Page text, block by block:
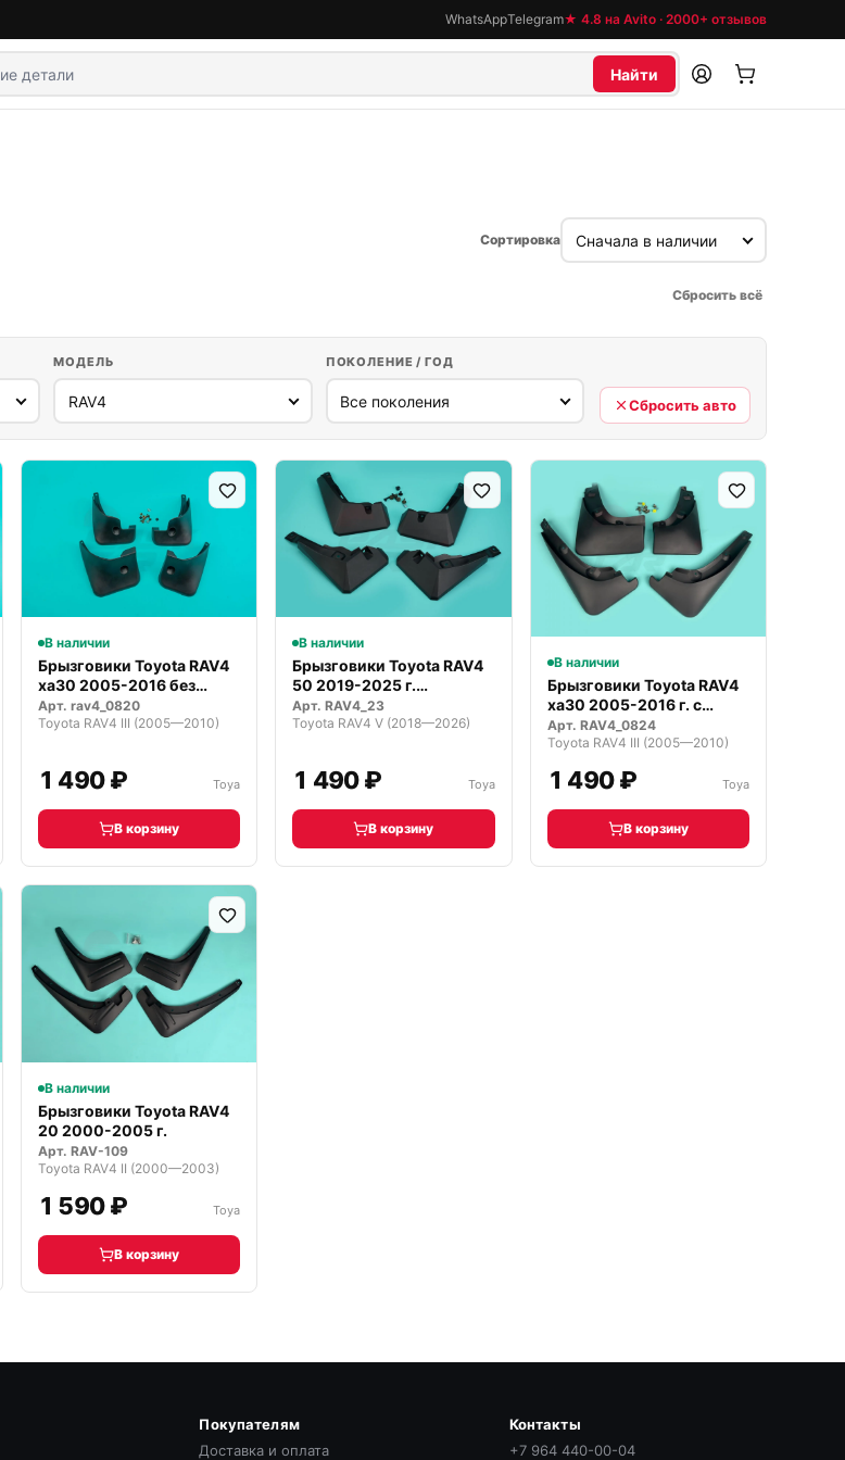
WhatsAppTelegram★ 4.8 на Avito · 2000+ отзывов
Найти
Сортировка
Сбросить всё
МОДЕЛЬ ПОКОЛЕНИЕ / ГОД
Сбросить авто
В наличии
Брызговики Toyota RAV4
ха30 2005-2016 без
фендеров
Арт. rav4_0820
Toyota RAV4 III (2005—2010)
1 490 ₽ Toya
В корзину
В наличии
Брызговики Toyota RAV4
50 2019-2025 г.
ADVENTURE
Арт. RAV4_23
Toyota RAV4 V (2018—2026)
1 490 ₽ Toya
В корзину
В наличии
Брызговики Toyota RAV4
ха30 2005-2016 г. с
Фендер…
Арт. RAV4_0824
Toyota RAV4 III (2005—2010)
1 490 ₽ Toya
В корзину
В наличии
Брызговики Toyota RAV4
20 2000-2005 г.
Арт. RAV-109
Toyota RAV4 II (2000—2003)
1 590 ₽ Toya
В корзину
Покупателям
Доставка и оплата
Контакты
+7 964 440-00-04